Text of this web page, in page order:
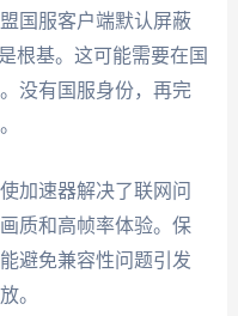
国服客户端默认屏蔽
根基。这可能需要在国
没有国服身份，再完
加速器解决了联网问
质和高帧率体验。保
避免兼容性问题引发
。